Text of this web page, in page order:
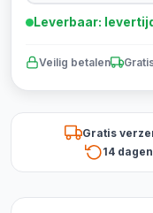
Leverbaar:
Veilig betalen
Gratis
14